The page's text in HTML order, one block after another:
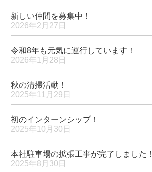
新しい仲間を募集中！
2026年2月27日
令和8年も元気に運行しています！
2026年1月28日
秋の清掃活動！
2025年11月29日
初のインターンシップ！
2025年10月30日
本社駐車場の拡張工事が完了しました！
2025年8月30日